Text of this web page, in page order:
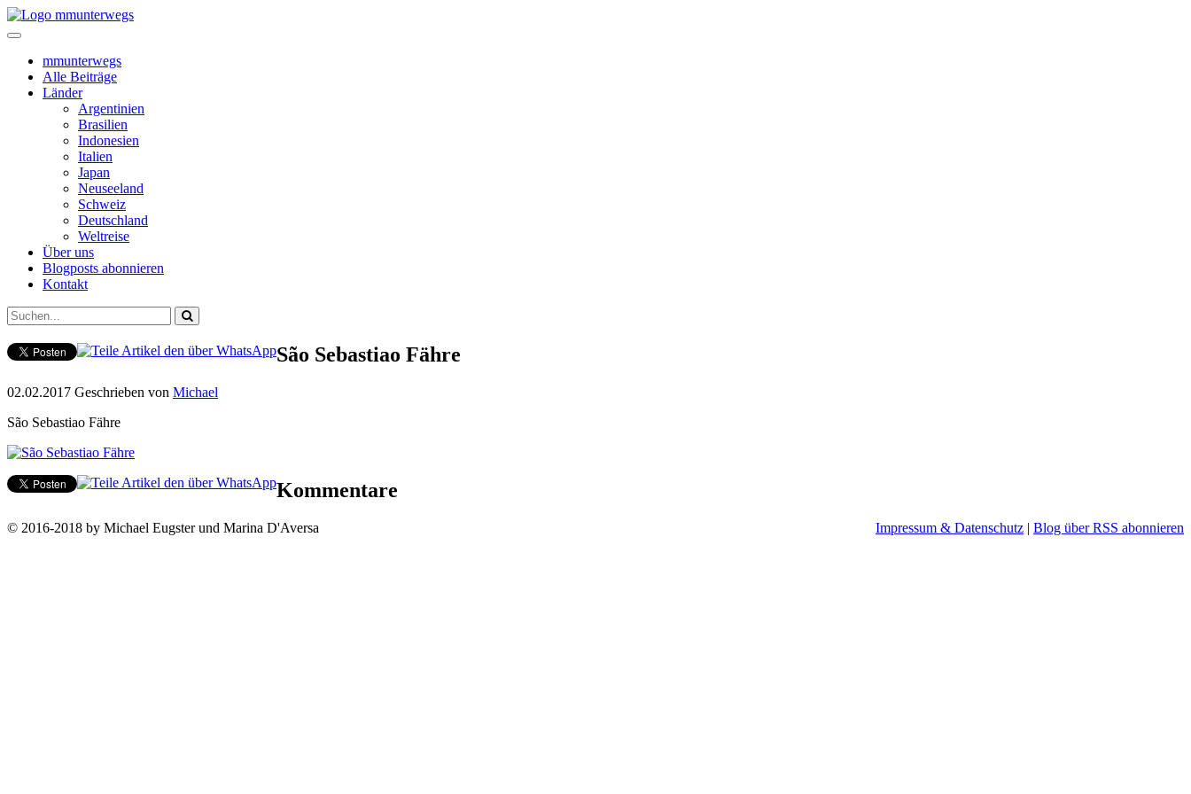
mmunterwegs
Alle Beiträge
Länder
Argentinien
Brasilien
Indonesien
Italien
Japan
Neuseeland
Schweiz
Deutschland
Weltreise
Über uns
Blogposts abonnieren
Kontakt
São Sebastiao Fähre
02.02.2017 Geschrieben von Michael
São Sebastiao Fähre
Kommentare
© 2016-2018 by Michael Eugster und Marina D'Aversa Impressum & Datenschutz | Blog über RSS abonnieren